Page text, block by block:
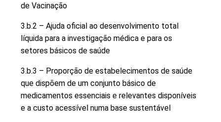
de Vacinação
3.b.2 – Ajuda oficial ao desenvolvimento total
líquida para a investigação médica e para os
setores básicos de saúde
3.b.3 – Proporção de estabelecimentos de saúde
que dispõem de um conjunto básico de
medicamentos essenciais e relevantes disponíveis
e a custo acessível numa base sustentável